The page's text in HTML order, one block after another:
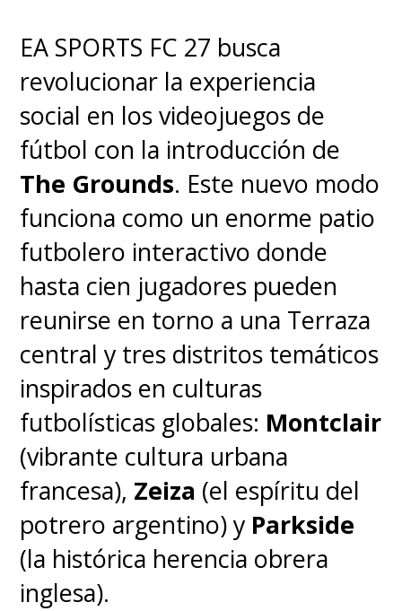
EA SPORTS FC 27 busca
revolucionar la experiencia
social en los videojuegos de
fútbol con la introducción de
The Grounds. Este nuevo modo
funciona como un enorme patio
futbolero interactivo donde
hasta cien jugadores pueden
reunirse en torno a una Terraza
central y tres distritos temáticos
inspirados en culturas
futbolísticas globales: Montclair
(vibrante cultura urbana
francesa), Zeiza (el espíritu del
potrero argentino) y Parkside
(la histórica herencia obrera
inglesa).